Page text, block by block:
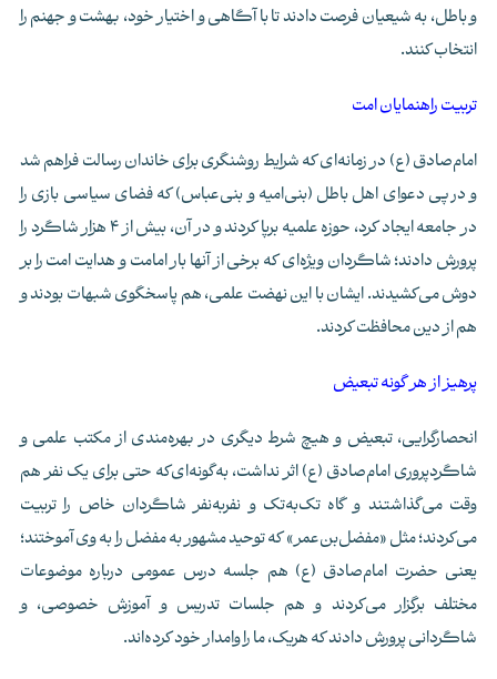
و باطل، به شیعیان فرصت دادند تا با آگاهی و اختیار خود، بهشت و جهنم را
انتخاب کنند.
تربیت راهنمایان امت
امام‌صادق (ع) در زمانه‌ای که شرایط روشنگری برای خاندان رسالت فراهم شد
و درپی دعوای اهل باطل (بنی‌امیه و بنی‌عباس) که فضای سیاسی بازی را
در جامعه ایجاد کرد، حوزه علمیه برپا کردند و در آن، بیش از 4 هزار شاگرد را
پرورش دادند؛ شاگردان ویژه‌ای که برخی از آنها بار امامت و هدایت امت را بر
دوش می‌کشیدند. ایشان با این نهضت علمی، هم پاسخگوی شبهات بودند و
هم از دین محافظت کردند.
پرهیز از هر گونه تبعیض
انحصارگرایی، تبعیض و هیچ شرط دیگری در بهره‌مندی از مکتب علمی و
شاگردپروری امام‌صادق (ع) اثر نداشت، به‌گونه‌ای‌که حتی برای یک نفر هم
وقت می‌گذاشتند و گاه تک‌به‌تک و نفربه‌نفر شاگردان خاص را تربیت
می‌کردند؛ مثل «مفضل‌بن‌عمر» که توحید مشهور به مفضل را به وی آموختند؛
یعنی حضرت امام‌صادق (ع) هم جلسه درس عمومی درباره موضوعات
مختلف برگزار می‌کردند و هم جلسات تدریس و آموزش خصوصی، و
شاگردانی پرورش دادند که هریک، ما را وامدار خود کرده‌اند.